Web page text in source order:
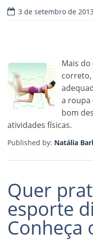
3 de setembro de
Mais
correto,
a roupa
bom
atividades físicas.
Published by: Natália
Quer
esporte
Conheça